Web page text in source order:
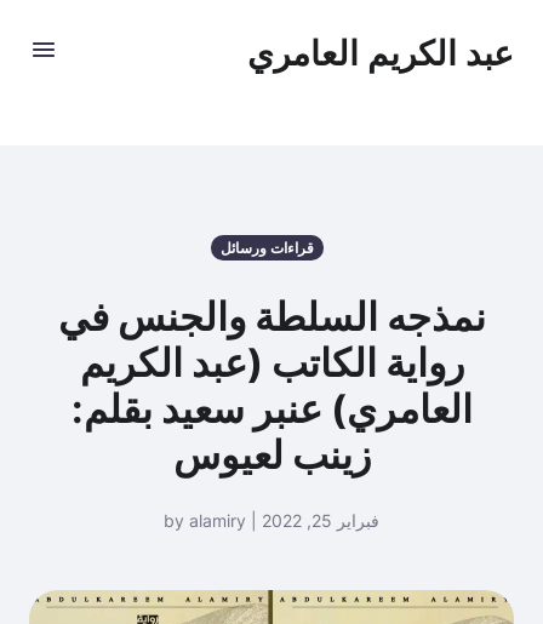
عبد الكريم العامري
قراءات ورسائل
نمذجه السلطة والجنس في
رواية الكاتب (عبد الكريم
العامري) عنبر سعيد بقلم:
زينب لعيوس
فبراير 25, 2022 | by alamiry